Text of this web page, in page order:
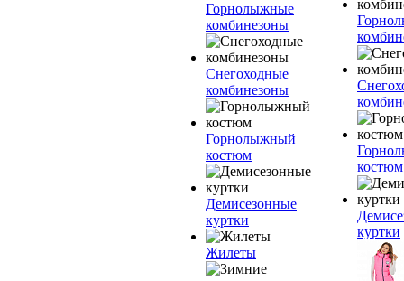
Горнолыжные
комбинезоны
Снегоходные
комбинезоны
Горнолыжный
костюм
Демисезонные
куртки
Жилеты
костюм
куртки